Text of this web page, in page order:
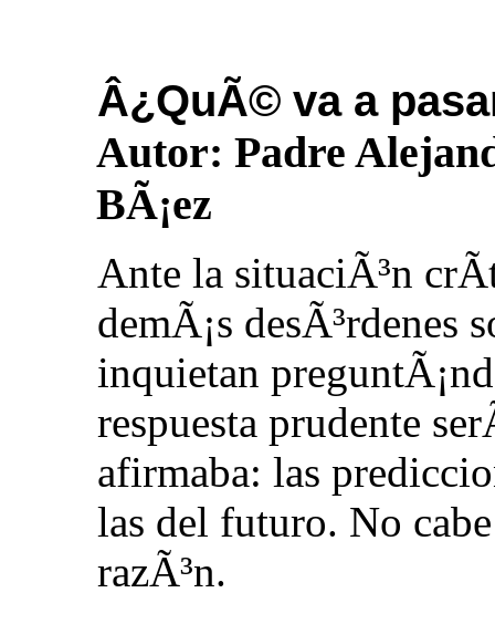
Â¿QuÃ© va a
Autor: Padre
BÃ¡ez
Ante la situaciÃ³n
demÃ¡s desÃ³rdenes
inquietan
respuesta prudente
afirmaba: las
las del futuro. No
razÃ³n.